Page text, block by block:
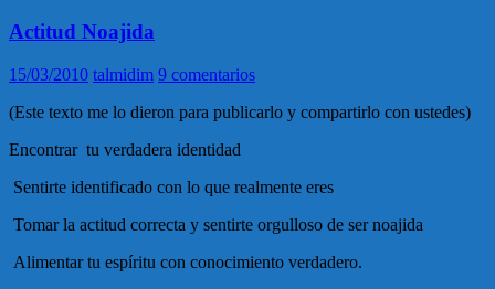
Actitud Noajida
15/03/2010 talmidim 9 comentarios
(Este texto me lo dieron para publicarlo y compartirlo con ustedes)
Encontrar tu verdadera identidad
Sentirte identificado con lo que realmente eres
Tomar la actitud correcta y sentirte orgulloso de ser noajida
Alimentar tu espíritu con conocimiento verdadero.